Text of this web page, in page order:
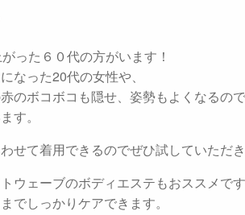
った６０代の方がいます！
なった20代の女性や、
のボコボコも隠せ、姿勢もよくなるの
す。
せて着用できるのでぜひ試していただ
ウェーブのボディエステもおススメです
でしっかりケアできます。